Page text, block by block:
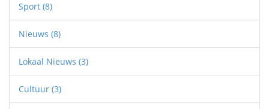
Sport (8)
Nieuws (8)
Lokaal Nieuws (3)
Cultuur (3)